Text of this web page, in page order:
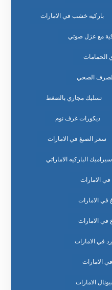
باركيه خشب في الامارات
مع عزل صوتي
الحمامات
الصحي
تسليك مجاري بالضغط
ديكورات غرف نوم
سعر الصبغ في الامارات
سيراميك الباركيه الاماراتي
الامارات
في الامارات
في الامارات
في الامارات
الامارات
الامارات